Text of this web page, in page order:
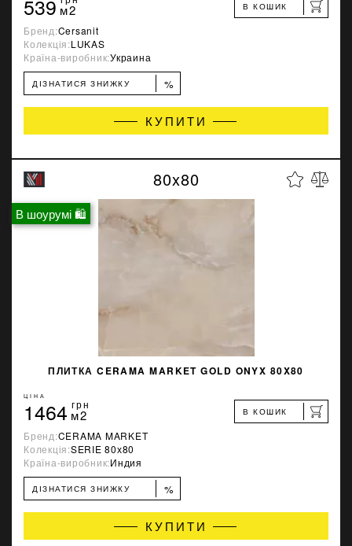
539 м2 В КОШИК
Бренд:Cersanit
Колекція:LUKAS
Країна-виробник:Украина
ДІЗНАТИСЯ ЗНИЖКУ %
КУПИТИ
В шоурумі 🛍
80x80
ПЛИТКА CERAMA MARKET GOLD ONYX 80X80
ЦІНА
1464 грн
м2 В КОШИК
Бренд:CERAMA MARKET
Колекція:SERIE 80х80
Країна-виробник:Индия
ДІЗНАТИСЯ ЗНИЖКУ %
КУПИТИ